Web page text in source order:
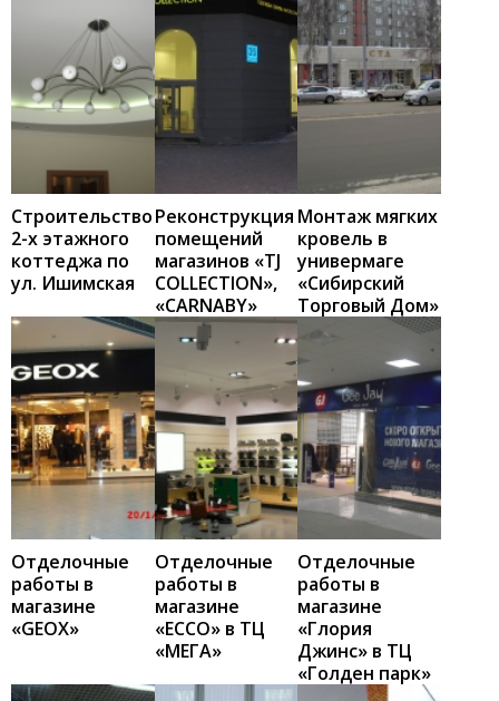
Строительство
2-х этажного
коттеджа по
ул. Ишимская
Реконструкция
помещений
магазинов «TJ
COLLECTION»,
«CARNABY»
Монтаж мягких
кровель в
универмаге
«Сибирский
Торговый Дом»
Отделочные
работы в
магазине
«GEOX»
Отделочные
работы в
магазине
«ECCO» в ТЦ
«МЕГА»
Отделочные
работы в
магазине
«Глория
Джинс» в ТЦ
«Голден парк»